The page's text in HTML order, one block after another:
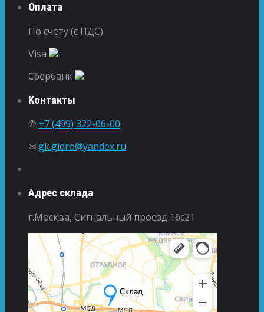
Оплата
По счету (с НДС)
Visa
Сбербанк
Контакты
✆ +7 (499) 322-06-00
✉ gk.gidro@yandex.ru
Адрес склада
г.Москва, Сигнальный проезд 16с21